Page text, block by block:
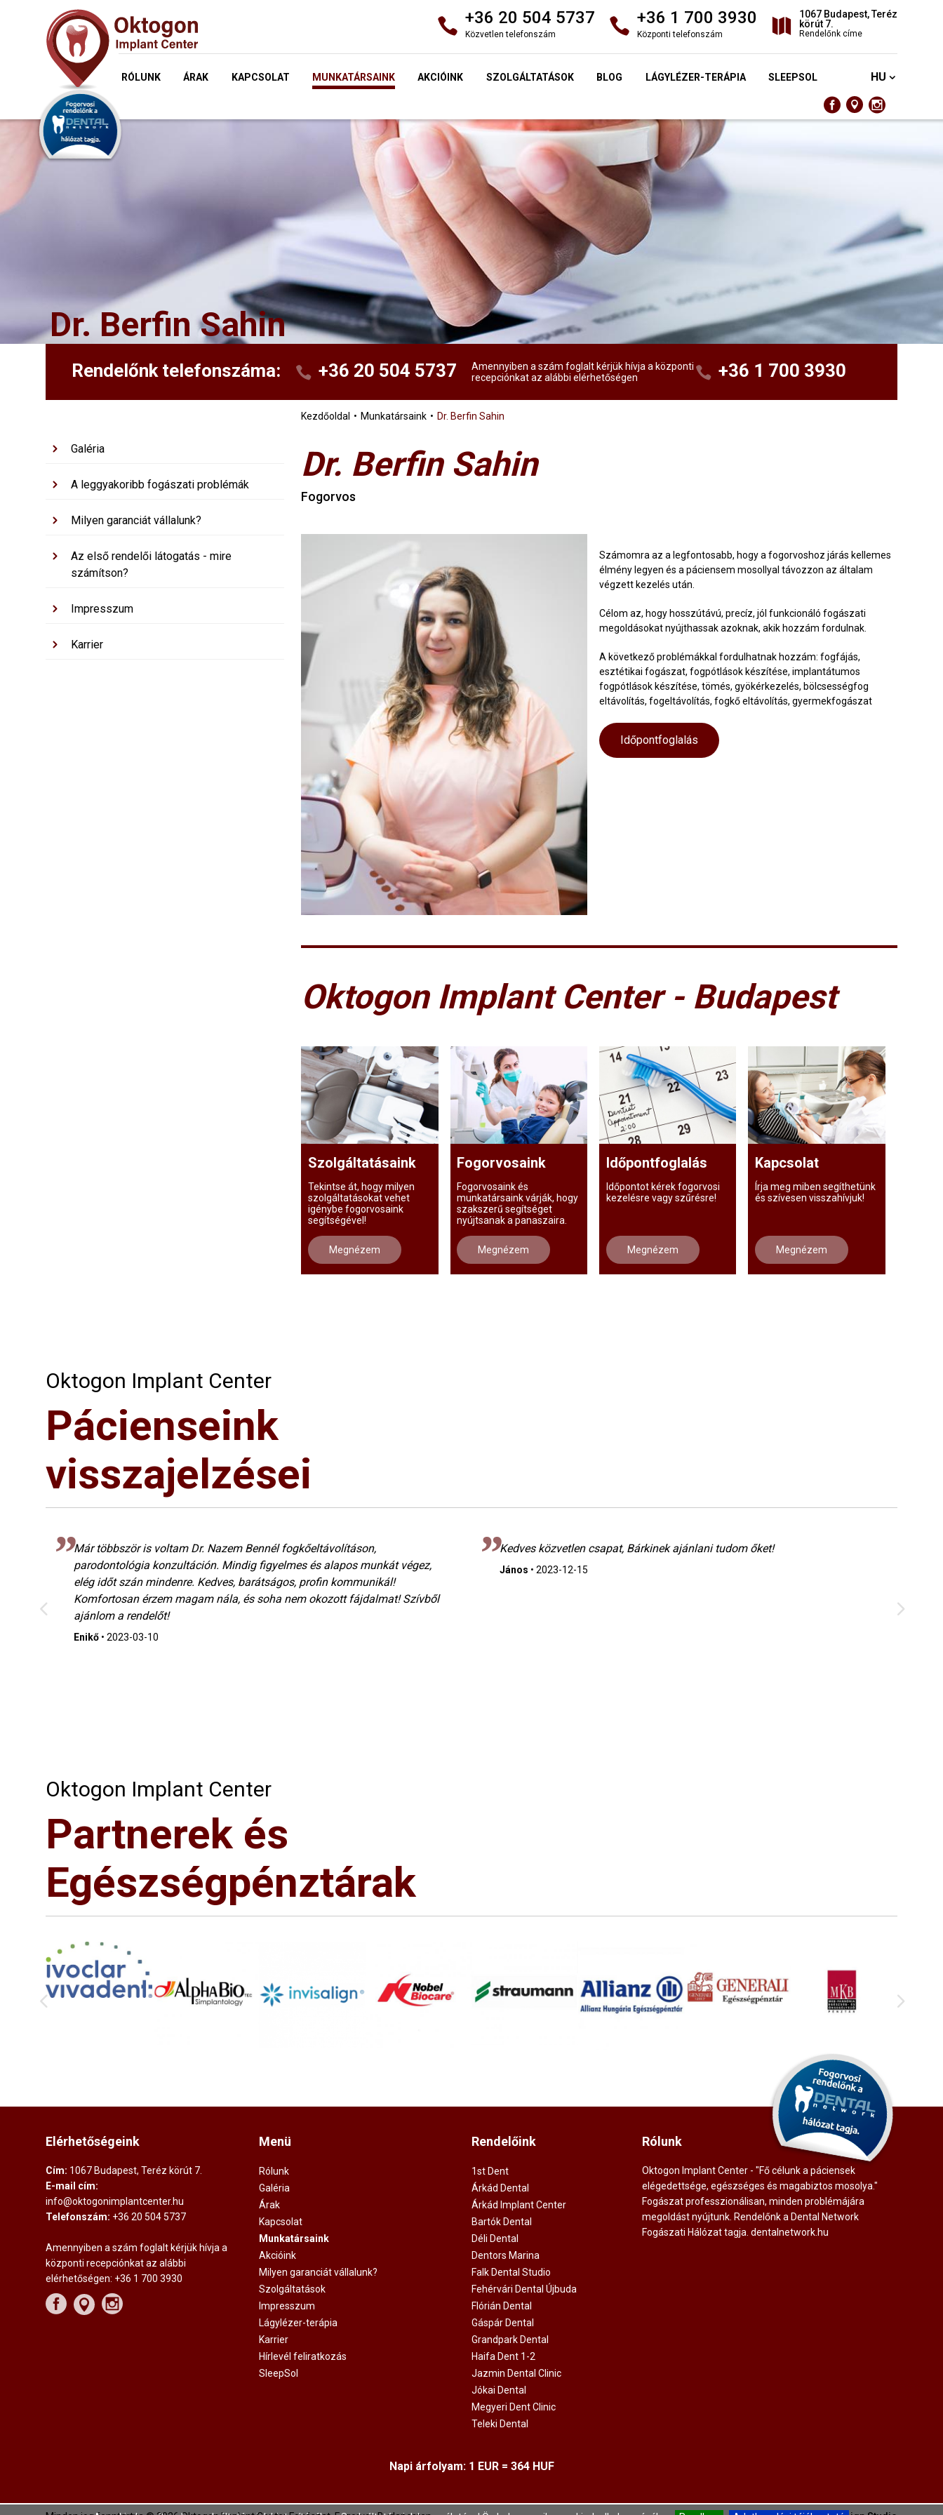
+36 20 504 5737
Közvetlen telefonszám
+36 1 700 3930
Központi telefonszám
1067 Budapest, Teréz
körút 7.
Rendelőnk címe
RÓLUNK ÁRAK KAPCSOLAT MUNKATÁRSAINK AKCIÓINK SZOLGÁLTATÁSOK BLOG LÁGYLÉZER-TERÁPIA SLEEPSOL HU
Dr. Berfin Sahin
Rendelőnk telefonszáma: +36 20 504 5737
Amennyiben a szám foglalt kérjük hívja a központi
recepciónkat az alábbi elérhetőségen
+36 1 700 3930
Galéria
A leggyakoribb fogászati problémák
Milyen garanciát vállalunk?
Az első rendelői látogatás - mire
számítson?
Impresszum
Karrier
Kezdőoldal Munkatársaink Dr. Berfin Sahin
Dr. Berfin Sahin
Fogorvos
Számomra az a legfontosabb, hogy a fogorvoshoz járás kellemes
élmény legyen és a páciensem mosollyal távozzon az általam
végzett kezelés után.
Célom az, hogy hosszútávú, precíz, jól funkcionáló fogászati
megoldásokat nyújthassak azoknak, akik hozzám fordulnak.
A következő problémákkal fordulhatnak hozzám: fogfájás,
esztétikai fogászat, fogpótlások készítése, implantátumos
fogpótlások készítése, tömés, gyökérkezelés, bölcsességfog
eltávolítás, fogeltávolítás, fogkő eltávolítás, gyermekfogászat
Időpontfoglalás
Oktogon Implant Center - Budapest
Szolgáltatásaink
Tekintse át, hogy milyen
szolgáltatásokat vehet
igénybe fogorvosaink
segítségével!
Megnézem
Fogorvosaink
Fogorvosaink és
munkatársaink várják, hogy
szakszerű segítséget
nyújtsanak a panaszaira.
Megnézem
Időpontfoglalás
Időpontot kérek fogorvosi
kezelésre vagy szűrésre!
Megnézem
Kapcsolat
Írja meg miben segíthetünk
és szívesen visszahívjuk!
Megnézem
Oktogon Implant Center
Pácienseink
visszajelzései
Már többször is voltam Dr. Nazem Bennél fogkőeltávolításon,
parodontológia konzultáción. Mindig figyelmes és alapos munkát végez,
elég időt szán mindenre. Kedves, barátságos, profin kommunikál!
Komfortosan érzem magam nála, és soha nem okozott fájdalmat! Szívből
ajánlom a rendelőt!
Enikő •2023-03-10
Kedves közvetlen csapat, Bárkinek ajánlani tudom őket!
János •2023-12-15
Oktogon Implant Center
Partnerek és
Egészségpénztárak
Elérhetőségeink
Cím: 1067 Budapest, Teréz körút 7.
E-mail cím:
info@oktogonimplantcenter.hu
Telefonszám: +36 20 504 5737
Amennyiben a szám foglalt kérjük hívja a
központi recepciónkat az alábbi
elérhetőségen: +36 1 700 3930
Menü
Rólunk
Galéria
Árak
Kapcsolat
Munkatársaink
Akcióink
Milyen garanciát vállalunk?
Szolgáltatások
Impresszum
Lágylézer-terápia
Karrier
Hírlevél feliratkozás
SleepSol
Rendelőink
1st Dent
Árkád Dental
Árkád Implant Center
Bartók Dental
Déli Dental
Dentors Marina
Falk Dental Studio
Fehérvári Dental Újbuda
Flórián Dental
Gáspár Dental
Grandpark Dental
Haifa Dent 1-2
Jazmin Dental Clinic
Jókai Dental
Megyeri Dent Clinic
Teleki Dental
Rólunk
Oktogon Implant Center - "Fő célunk a páciensek
elégedettsége, egészséges és magabiztos mosolya."
Fogászat professzionálisan, minden problémájára
megoldást nyújtunk. Rendelőnk a Dental Network
Fogászati Hálózat tagja. dentalnetwork.hu
Napi árfolyam: 1 EUR = 364 HUF